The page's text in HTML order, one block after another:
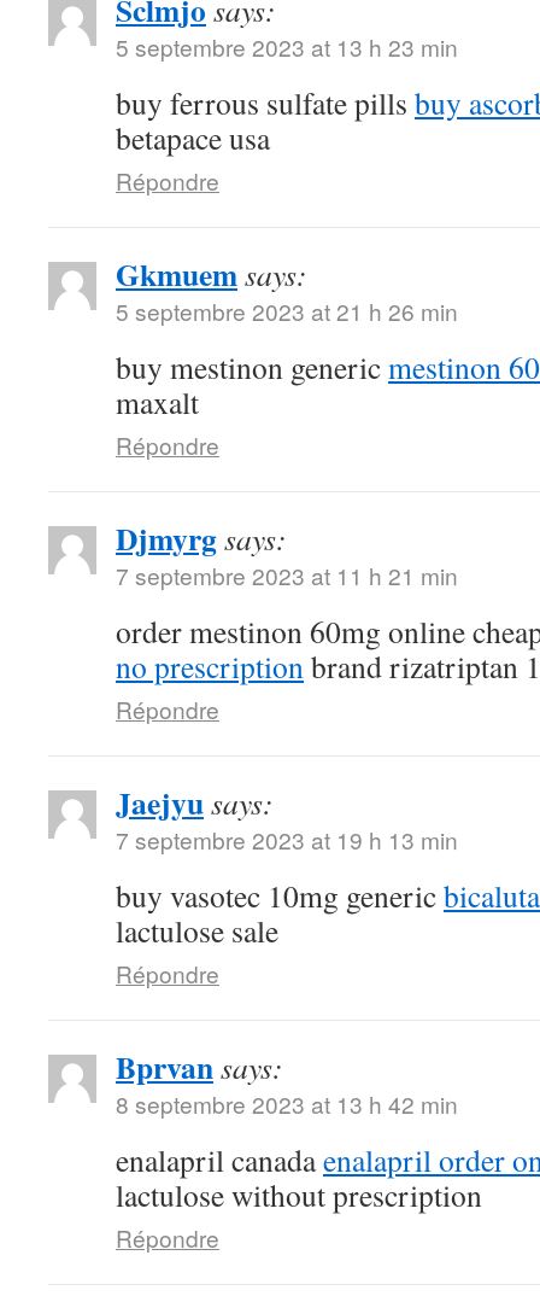
Sclmjo says:
5 septembre 2023 at 13 h 23 min
buy ferrous sulfate pills buy
betapace usa
Répondre
Gkmuemsays:
5 septembre 2023 at 21 h 26 min
buy mestinon genericmestinon
maxalt
Répondre
Djmyrgsays:
7 septembre 2023 at 11 h 21 min
order mestinon 60mg online
no prescriptionbrand rizatriptan
Répondre
Jaejyusays:
7 septembre 2023 at 19 h 13 min
buy vasotec 10mg generic
lactulose sale
Répondre
Bprvansays:
8 septembre 2023 at 13 h 42 min
enalapril canadaenalapril order
lactulose without prescription
Répondre